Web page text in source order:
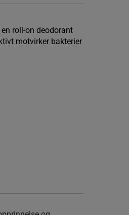
roll-on deodorant
motvirker bakterier